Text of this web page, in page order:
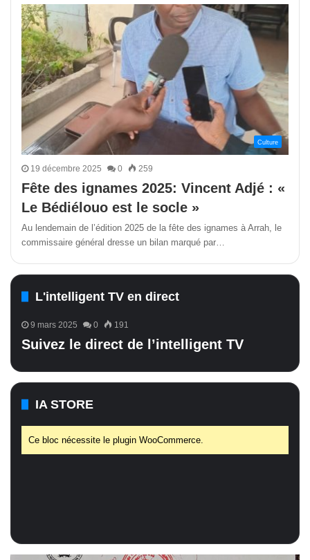
Culture
19 décembre 2025 0 259
Fête des ignames 2025: Vincent Adjé : «
Le Bédiélouo est le socle »
Au lendemain de l’édition 2025 de la fête des ignames à Arrah, le
commissaire général dresse un bilan marqué par…
L'intelligent TV en direct
9 mars 2025 0 191
Suivez le direct de l’intelligent TV
IA STORE
Ce bloc nécessite le plugin WooCommerce.